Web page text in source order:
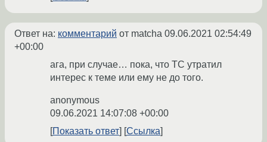
Ответ на: комментарий от matcha 09.06.2021 02:54:49
+00:00
ага, при случае… пока, что ТС утратил
интерес к теме или ему не до того.
anonymous
09.06.2021 14:07:08 +00:00
Показать ответ
Ссылка